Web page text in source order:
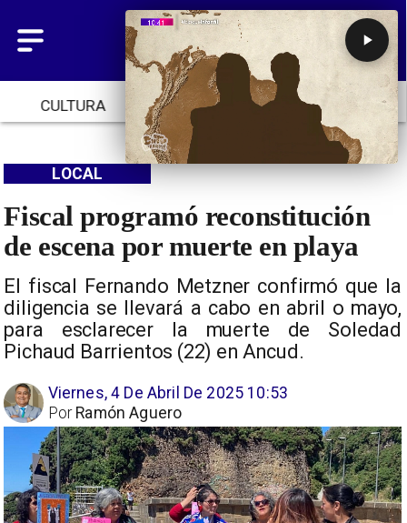
CULTURA TENDENCIAS INICIO
Fiscal programó reconstitución
de escena por muerte en playa
El fiscal Fernando Metzner confirmó que la
diligencia se llevará a cabo en abril o mayo,
para esclarecer la muerte de Soledad
Pichaud Barrientos (22) en Ancud.
LOCAL
Viernes, 4 De Abril De 2025 10:53
Ramón Aguero
Por